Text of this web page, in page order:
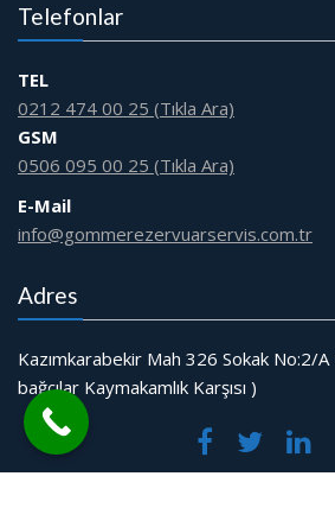
Telefonlar
TEL
0212 474 00 25 (Tıkla Ara)
GSM
0506 095 00 25 (Tıkla Ara)
E-Mail
info@gommerezervuarservis.com.tr
Adres
Kazımkarabekir Mah 326 Sokak No:2/
bağcılar Kaymakamlık Karşısı )